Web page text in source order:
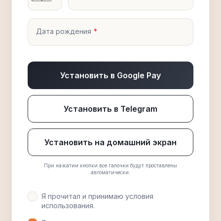
Дата рождения
Установить в Google Pay
Установить в Telegram
Установить на домашний экран
При нажатии кнопки все галочки будут проставлены
автоматически.
Я прочитал и принимаю условия
использования.